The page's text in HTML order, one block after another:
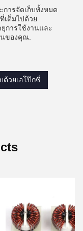
ารจัดเก็บทั้งหมด
เต็มไปด้วย
การใช้งานและ
ของคุณ.
ด้วยเอโป๊กซี่